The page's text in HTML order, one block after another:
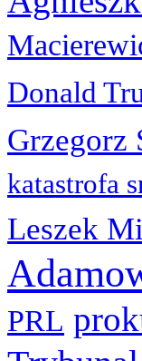
Donald
Grzegorz
katastrofa
Leszek
PRL